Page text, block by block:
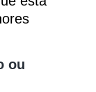
ou